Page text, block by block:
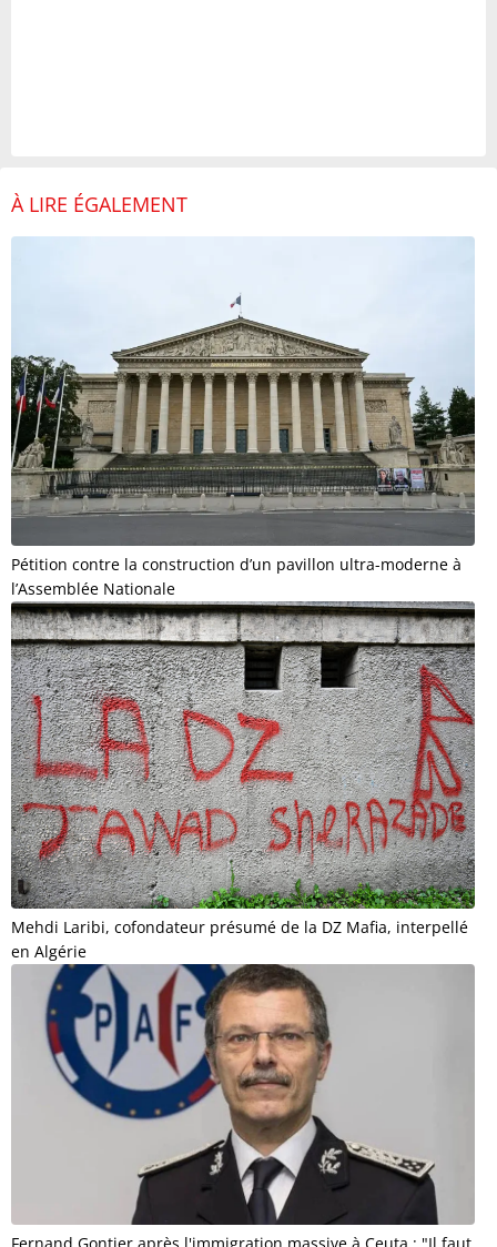
À LIRE ÉGALEMENT
Pétition contre la construction d’un pavillon ultra-moderne à
l’Assemblée Nationale
Mehdi Laribi, cofondateur présumé de la DZ Mafia, interpellé
en Algérie